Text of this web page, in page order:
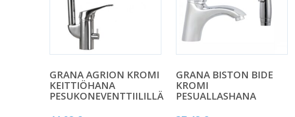
GRANA AGRION KROMI
KEITTIÖHANA
PESUKONEVENTTIILILLÄ
GRANA BISTON BIDE
KROMI
PESUALLASHANA